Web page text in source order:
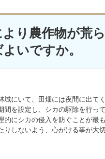
り農作物が荒
いですか。
域にいて、田畑には夜間に出て
間を設定し、シカの駆除を行っ
的にシカの侵入を防ぐことが最
しないよう、心がける事が大切